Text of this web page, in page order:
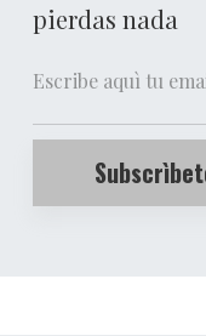
pierdas nada